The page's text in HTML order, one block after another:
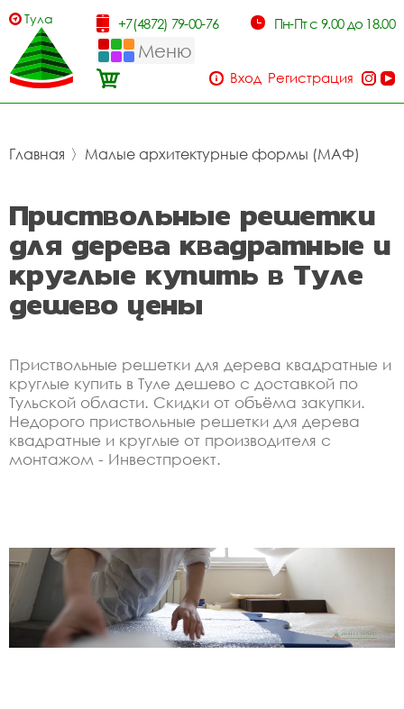
Тула +7(4872) 79-00-76 Пн-Пт с 9.00 до 18.00
Меню
Вход Регистрация
Главная 〉 Малые архитектурные формы (МАФ)
Приствольные решетки
для дерева квадратные и
круглые купить в Туле
дешево цены
Приствольные решетки для дерева квадратные и
круглые купить в Туле дешево с доставкой по
Тульской области. Скидки от объёма закупки.
Недорого приствольные решетки для дерева
квадратные и круглые от производителя с
монтажом - Инвестпроект.